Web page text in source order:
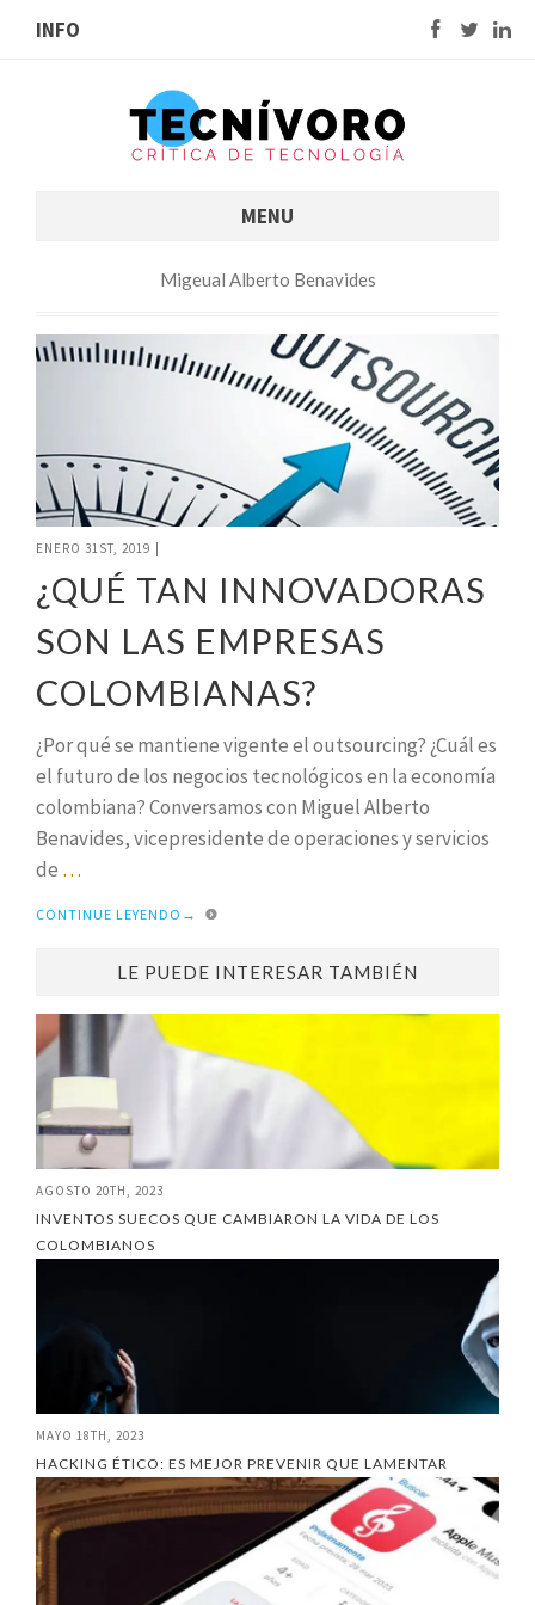
INFO
MENU
Migeual Alberto Benavides
ENERO 31ST, 2019
¿QUÉ TAN INNOVADORAS
SON LAS EMPRESAS
COLOMBIANAS?
¿Por qué se mantiene vigente el outsourcing? ¿Cuál es
el futuro de los negocios tecnológicos en la economía
colombiana? Conversamos con Miguel Alberto
Benavides, vicepresidente de operaciones y servicios
de …
CONTINUE LEYENDO →
LE PUEDE INTERESAR TAMBIÉN
AGOSTO 20TH, 2023
INVENTOS SUECOS QUE CAMBIARON LA VIDA DE LOS
COLOMBIANOS
MAYO 18TH, 2023
HACKING ÉTICO: ES MEJOR PREVENIR QUE LAMENTAR